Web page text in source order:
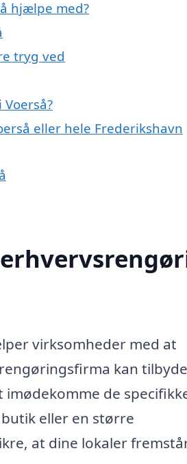
hjælpe med?
tryg ved
eller hele Frederikshavn
virksomheder med at
kan
de
eller en større
at dine lokaler